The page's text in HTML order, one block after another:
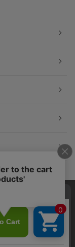
針
最適な提供、ト
ています。
に同意したことも
ください。